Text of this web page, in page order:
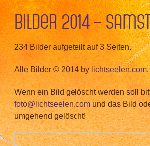
Bilder 2014 –
234 Bilder aufgeteilt auf 3 Seiten.
Alle Bilder © 2014 by lichtseelen.com.
Wenn ein Bild gelöscht werden soll
foto@lichtseelen.comund das Bild
umgehend gelöscht!